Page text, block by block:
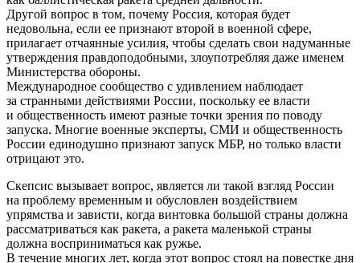
Другой вопрос в том, почему Россия, которая будет
недовольна, если ее признают второй в военной сфере,
прилагает отчаянные усилия, чтобы сделать свои надуманные
утверждения правдоподобными, злоупотребляя даже именем
Министерства обороны.
Международное сообщество с удивлением наблюдает
за странными действиями России, поскольку ее власти
и общественность имеют разные точки зрения по поводу
запуска. Многие военные эксперты, СМИ и общественность
России единодушно признают запуск МБР, но только власти
отрицают это.
Скепсис вызывает вопрос, является ли такой взгляд России
на проблему временным и обусловлен воздействием
упрямства и зависти, когда винтовка большой страны должна
рассматриваться как ракета, а ракета маленькой страны
должна восприниматься как ружье.
В течение многих лет, когда этот вопрос стоял на повестке дня